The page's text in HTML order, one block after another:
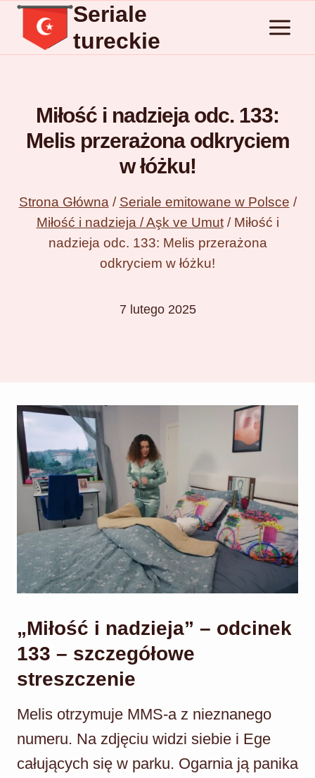
Przejdź
treści
Seriale
tureckie
Miłość i nadzieja odc. 133:
Melis przerażona odkryciem
w łóżku!
Strona Główna / Seriale emitowane w Polsce /
Miłość i nadzieja / Aşk ve Umut / Miłość i
nadzieja odc. 133: Melis przerażona
odkryciem w łóżku!
7 lutego 2025
„Miłość i nadzieja” – odcinek
133 – szczegółowe
streszczenie
Melis otrzymuje MMS-a z nieznanego
numeru. Na zdjęciu widzi siebie i Ege
całujących się w parku. Ogarnia ją panika